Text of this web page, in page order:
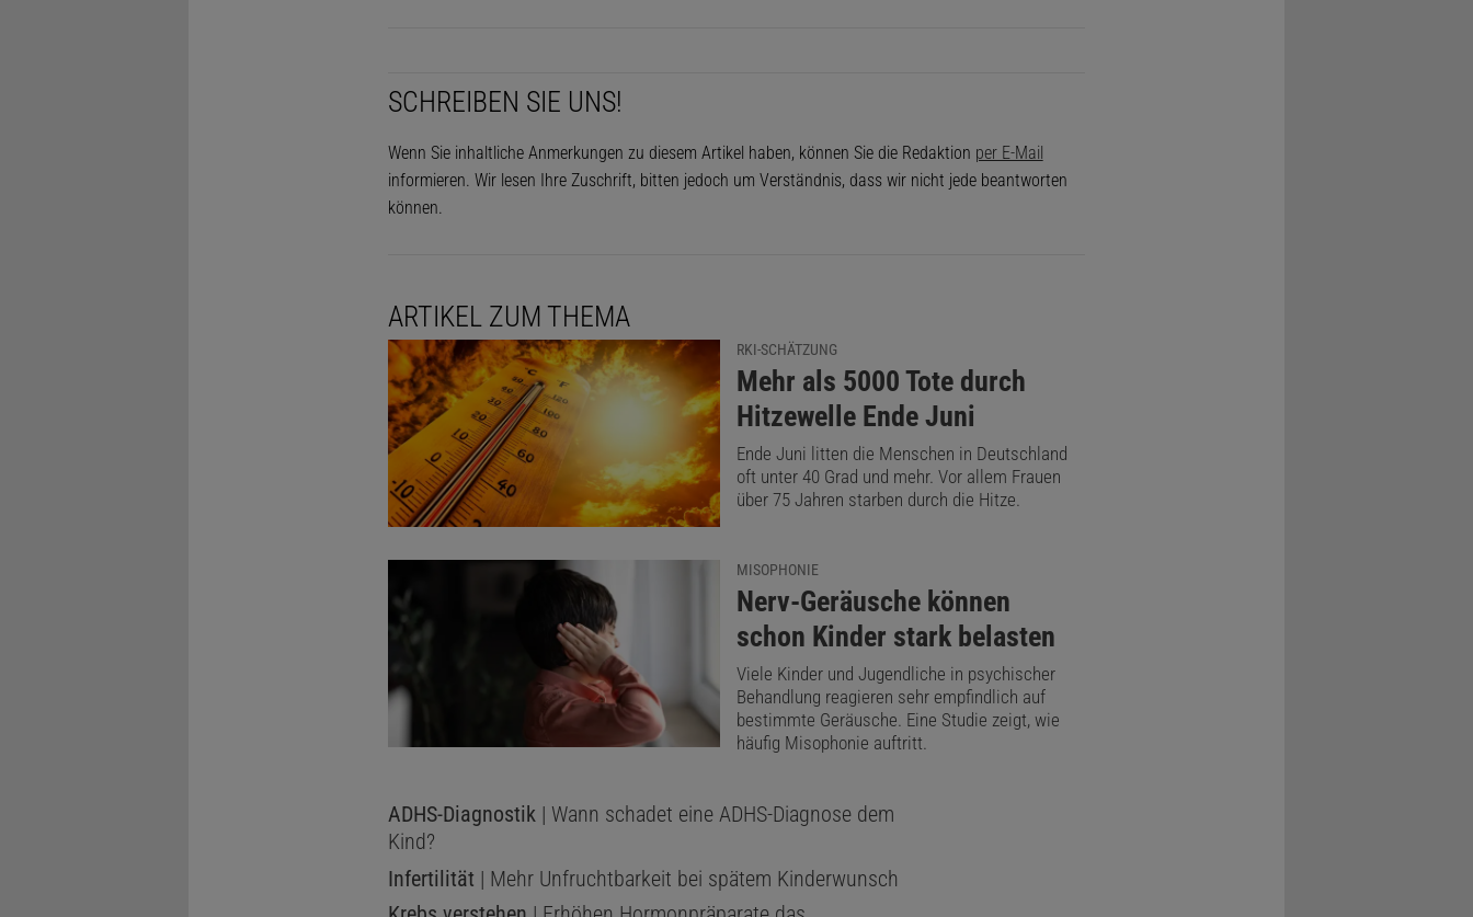
SCHREIBEN SIE UNS!
Wenn Sie inhaltliche Anmerkungen zu diesem Artikel haben, können Sie die Redaktion per E-Mail
informieren. Wir lesen Ihre Zuschrift, bitten jedoch um Verständnis, dass wir nicht jede beantworten
können.
ARTIKEL ZUM THEMA
RKI-SCHÄTZUNG
:
Mehr als 5000 Tote durch
Hitzewelle Ende Juni
Ende Juni litten die Menschen in Deutschland
oft unter 40 Grad und mehr. Vor allem Frauen
über 75 Jahren starben durch die Hitze.
MISOPHONIE
:
Nerv-Geräusche können
schon Kinder stark belasten
Viele Kinder und Jugendliche in psychischer
Behandlung reagieren sehr empfindlich auf
bestimmte Geräusche. Eine Studie zeigt, wie
häufig Misophonie auftritt.
ADHS-Diagnostik| Wann schadet eine ADHS-Diagnose dem
Kind?
Infertilität | Mehr Unfruchtbarkeit bei spätem Kinderwunsch